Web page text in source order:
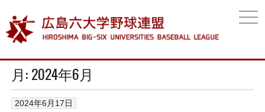
月:2024年6月
2024年6月17日